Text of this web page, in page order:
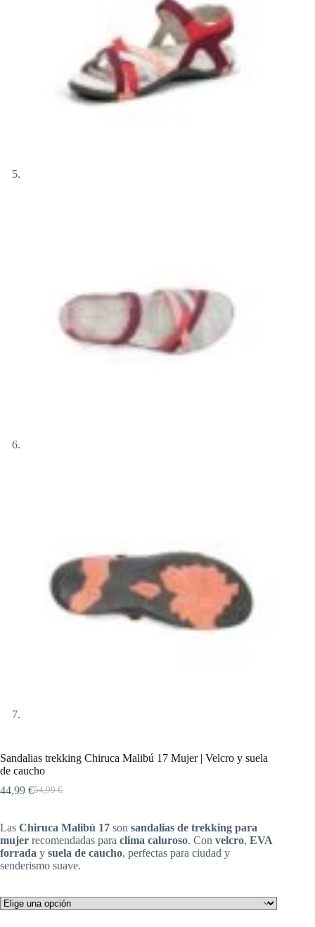
Sandalias trekking Chiruca Malibú 17 Mujer | Velcro y suela
de caucho
54,99€
El
original
era:
54,99 €.
44,99 €El
actual
es:
44,99 €.
Las Chiruca Malibú 17 son sandalias de trekking para
mujer recomendadas para clima caluroso. Con velcro, EVA
forrada y suela de caucho, perfectas para ciudad y
senderismo suave.